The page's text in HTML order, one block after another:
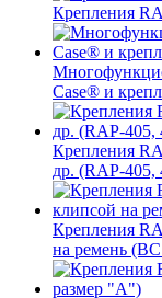
Крепления
Case® и
Крепления
др. (RAP-405,
Крепления
на ремень